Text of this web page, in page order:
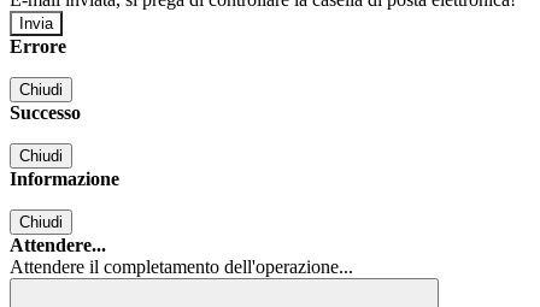
Errore
Chiudi
Successo
Chiudi
Informazione
Chiudi
Attendere...
Attendere il completamento dell'operazione...